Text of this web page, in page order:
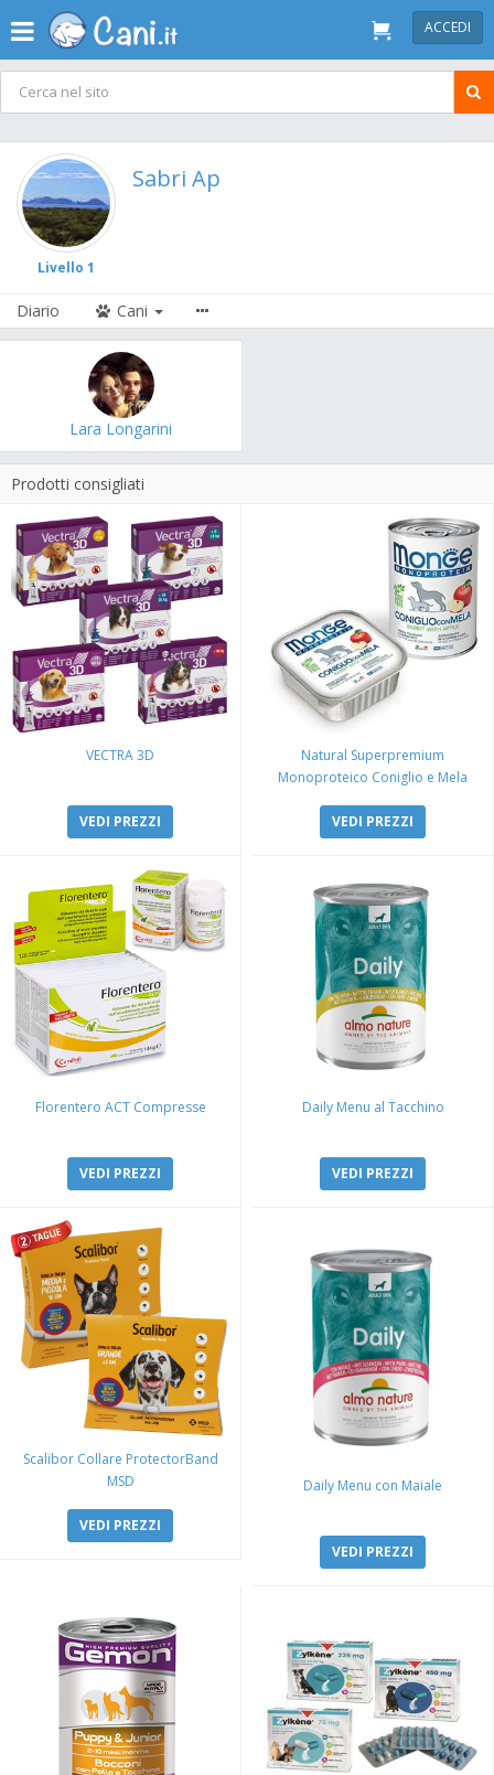
ACCEDI
Livello 1
Sabri Ap
Diario Cani
Lara Longarini
Prodotti consigliati
VECTRA 3D
VEDI PREZZI
Natural Superpremium
Monoproteico Coniglio e Mela
VEDI PREZZI
Florentero ACT Compresse
VEDI PREZZI
Daily Menu al Tacchino
VEDI PREZZI
Scalibor Collare ProtectorBand
MSD
VEDI PREZZI
Daily Menu con Maiale
VEDI PREZZI